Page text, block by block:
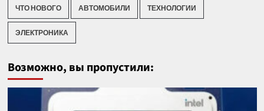
ЧТО НОВОГО АВТОМОБИЛИ ТЕХНОЛОГИИ
ЭЛЕКТРОНИКА
Возможно, вы пропустили: